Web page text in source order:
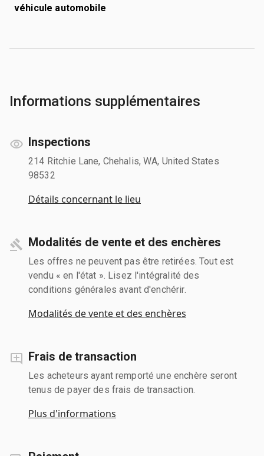
véhicule automobile
Informations supplémentaires
Inspections
214 Ritchie Lane, Chehalis, WA, United States
98532
Détails concernant le lieu
Modalités de vente et des enchères
Les offres ne peuvent pas être retirées. Tout est
vendu « en l'état ». Lisez l'intégralité des
conditions générales avant d'enchérir.
Modalités de vente et des enchères
Frais de transaction
Les acheteurs ayant remporté une enchère seront
tenus de payer des frais de transaction.
Plus d'informations